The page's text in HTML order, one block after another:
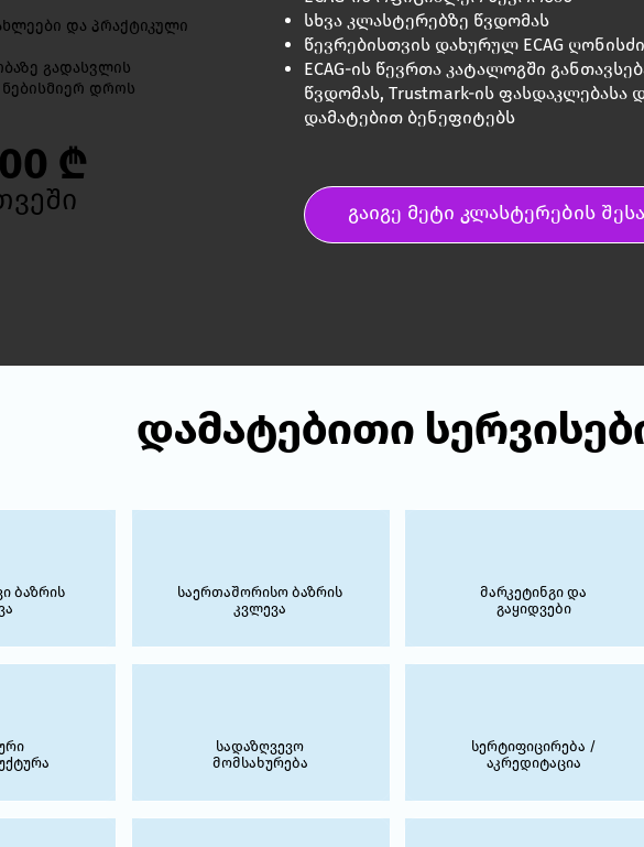
და პრაქტიკული
გადასვლის
დროს
₾
სხვა კლასტერებზე წვდომას
წევრებისთვის დახურულ ECAG
ECAG-ის წევრთა კატალოგში
წვდომას, Trustmark-ის ფასდაკლებასა
დამატებით ბენეფიტებს
გაიგე მეტი კლასტერების
დამატებითი
ბაზრის
საერთაშორისო ბაზრის
კვლევა
სადაზღვევო
მომსახურება
მარკეტინგი და
გაყიდვები
სერტიფიცირება /
აკრედიტაცია